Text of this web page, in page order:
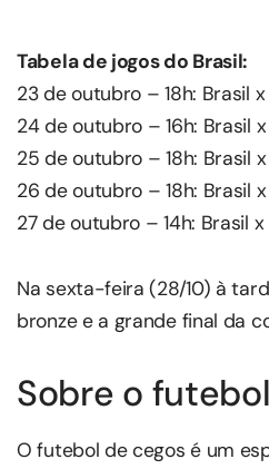
Tabela de jogos do Brasil:
23 de outubro – 18h: Brasil
24 de outubro – 16h: Brasil
25 de outubro – 18h: Brasil
26 de outubro – 18h: Brasil
27 de outubro – 14h: Brasil x
Na sexta-feira (28/10) à
bronze e a grande final da
Sobre o
O futebol de cegos é um